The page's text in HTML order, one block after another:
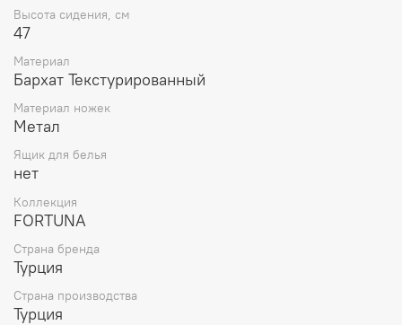
Высота сидения, см
47
Материал
Бархат Текстурированный
Материал ножек
Метал
Ящик для белья
нет
Коллекция
FORTUNA
Страна бренда
Турция
Страна производства
Турция